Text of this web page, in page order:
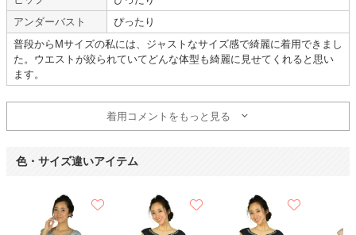
Hermoso REPLETE Hermoso
年齢 : 30代 前半
身長 : 155〜159cm
標準
使用時期 :
静岡県
アンダーバスト
ぴったり
普段からMサイズの私には、ジャストなサイズ感で綺麗に着用できまし
た。ウエストが絞られていてどんな体型も綺麗に見せてくれると思い
ます。
着用コメントをもっと見る
色・サイズ違いアイテム